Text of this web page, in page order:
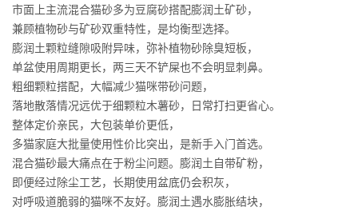
市面上主流混合猫砂多为豆腐砂搭配膨润土矿砂，
兼顾植物砂与矿砂双重特性，是均衡型选择。
膨润土颗粒缝隙吸附异味，弥补植物砂除臭短板，
单盆使用周期更长，两三天不铲屎也不会明显刺鼻。
粗细颗粒搭配，大幅减少猫咪带砂问题，
落地散落情况远优于细颗粒木薯砂，日常打扫更省心。
整体定价亲民，大包装单价更低，
多猫家庭大批量使用性价比突出，是新手入门首选。
混合猫砂最大痛点在于粉尘问题。膨润土自带矿粉，
即便经过除尘工艺，长期使用盆底仍会积灰，
对呼吸道脆弱的猫咪不友好。膨润土遇水膨胀结块，